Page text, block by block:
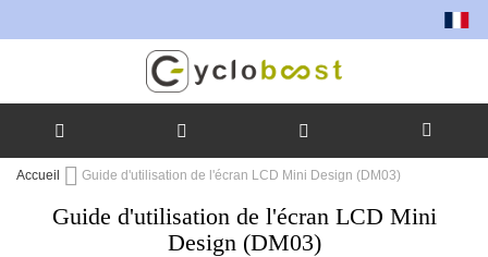
Allez
contenu
Accueil Guide d'utilisation de l'écran LCD Mini Design (DM03)
Guide d'utilisation de l'écran LCD Mini
Design (DM03)